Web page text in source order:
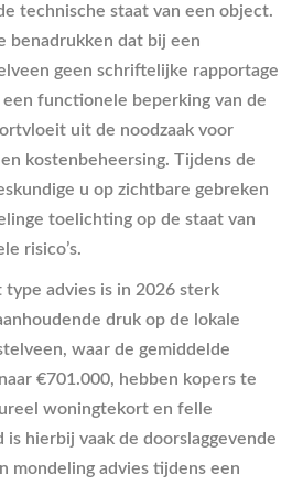
technische staat van een object.
benadrukken dat bij een
geen schriftelijke rapportage
functionele beperking van de
uit de noodzaak voor
kostenbeheersing. Tijdens de
u op zichtbare gebreken
toelichting op de staat van
risico’s.
advies is in 2026 sterk
druk op de lokale
waar de gemiddelde
€701.000, hebben kopers te
woningtekort en felle
hierbij vaak de doorslaggevende
mondeling advies tijdens een